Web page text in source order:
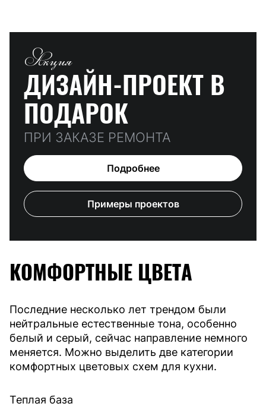
Акция
ДИЗАЙН-ПРОЕКТ В
ПОДАРОК
ПРИ ЗАКАЗЕ РЕМОНТА
Подробнее
Примеры проектов
КОМФОРТНЫЕ ЦВЕТА
Последние несколько лет трендом были
нейтральные естественные тона, особенно
белый и серый, сейчас направление немного
меняется. Можно выделить две категории
комфортных цветовых схем для кухни.
Теплая база